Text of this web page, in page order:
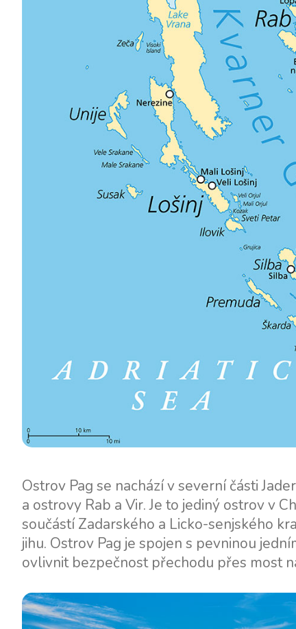
Ostrov Pag se nachází v severní části
a ostrovy Rab a Vir. Je to jediný ostrov v
součástí Zadarského a Licko-senjského
jihu. Ostrov Pag je spojen s pevninou
ovlivnit bezpečnost přechodu přes most
Motorové lodě
Katamarány